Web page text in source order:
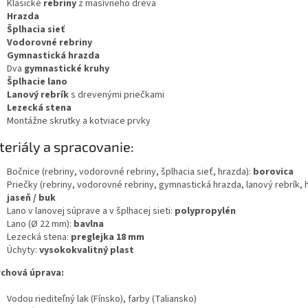
Klasické rebriny z masívneho dreva
Hrazda
Šplhacia sieť
Vodorovné rebriny
Gymnastická hrazda
Dva gymnastické kruhy
Šplhacie lano
Lanový rebríks drevenými priečkami
Lezecká stena
Montážne skrutky a kotviace prvky
a spracovanie:
Bočnice (rebriny, vodorovné rebriny, šplhacia sieť, hrazda): borovica
Priečky (rebriny, vodorovné rebriny, gymnastická hrazda, lanový rebrík,
jaseň / buk
Lano v lanovej súprave a v šplhacej sieti: polypropylén
Lano (Ø 22 mm): bavlna
Lezecká stena: preglejka 18 mm
Úchyty: vysokokvalitný plast
úprava:
Vodou riediteľný lak (Fínsko), farby (Taliansko)